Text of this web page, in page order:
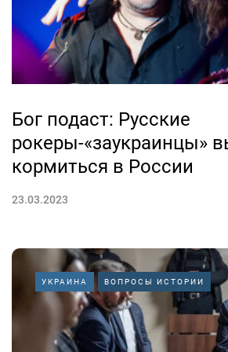
Бог подаст: Русские
рокеры-«заукраинцы»
кормиться в России
23.03.2023
УКРАИНА ВОПРОСЫ ИСТОРИИ